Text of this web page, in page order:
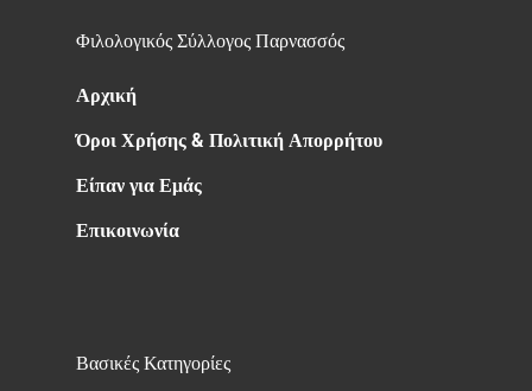
Φιλολογικός Σύλλογος Παρνασσός
Αρχική
Όροι Χρήσης & Πολιτική Απορρήτου
Είπαν για Εμάς
Επικοινωνία
Βασικές Κατηγορίες